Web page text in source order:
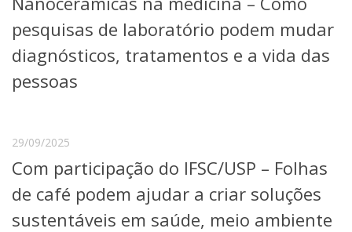
Serviços
Bibliotecas
Apoio ao Estudante
Segurança, Trânsito e Prevenção
RH, Administrativo e Financeiro
Assessorias e Mídias
Aplicativos e Sites
Jornal da USP
Agenda de Eventos
Defesa de Teses
pesquisas de laboratório podem mudar
diagnósticos, tratamentos e a vida das
pessoas
29/09/2025
Com participação do IFSC/USP – Folhas
de café podem ajudar a criar soluções
sustentáveis em saúde, meio ambiente